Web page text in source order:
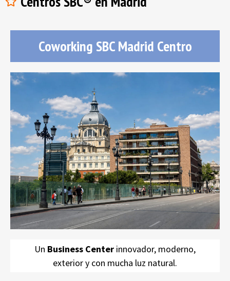
Coworking SBC Madrid Centro
Coworking SBC Madrid Centro
Un Business Center innovador, moderno,
exterior y con mucha luz natural.